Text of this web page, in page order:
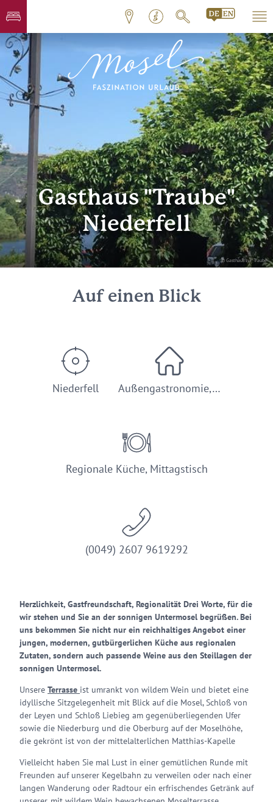
© Gasthaus zur Traube
Gasthaus "Traube"
Niederfell
Auf einen Blick
Niederfell Außengastronomie,…
Regionale Küche, Mittagstisch
(0049) 2607 9619292
Herzlichkeit, Gastfreundschaft, Regionalität Drei Worte, für die
wir stehen und Sie an der sonnigen Untermosel begrüßen. Bei
uns bekommen Sie nicht nur ein reichhaltiges Angebot einer
jungen, modernen, gutbürgerlichen Küche aus regionalen
Zutaten, sondern auch passende Weine aus den Steillagen der
sonnigen Untermosel.
Unsere Terrasse ist umrankt von wildem Wein und bietet eine
idyllische Sitzgelegenheit mit Blick auf die Mosel, Schloß von
der Leyen und Schloß Liebieg am gegenüberliegenden Ufer
sowie die Niederburg und die Oberburg auf der Moselhöhe,
die gekrönt ist von der mittelalterlichen Matthias-Kapelle
Vielleicht haben Sie mal Lust in einer gemütlichen Runde mit
Freunden auf unserer Kegelbahn zu verweilen oder nach einer
langen Wanderung oder Radtour ein erfrischendes Getränk auf